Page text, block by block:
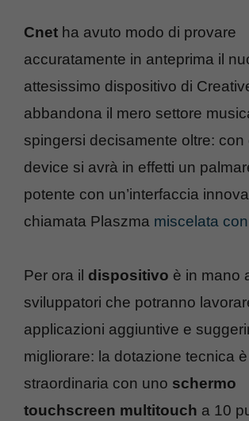
Cnet ha avuto modo di provare
accuratamente in anteprima il
attesissimo dispositivo di
abbandona il mero settore
spingersi decisamente oltre: con
device si avrà in effetti un
potente con un’interfaccia
chiamata Plaszma miscelata
Per ora il dispositivo è in mano
sviluppatori che potranno
applicazioni aggiuntive e
migliorare: la dotazione tecnica è
straordinaria con uno schermo
touchscreen multitouch a 10